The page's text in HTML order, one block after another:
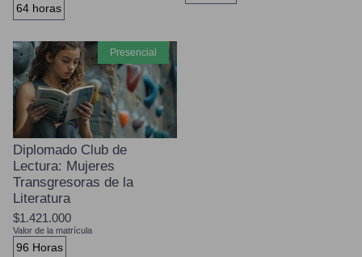
64 horas
presencial
Diplomado Club de
Lectura: Mujeres
Transgresoras de la
Literatura
$1.421.000
Valor de la matrícula
96 Horas